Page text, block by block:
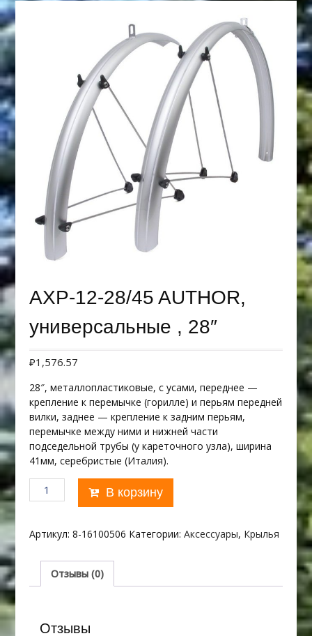
AXP-12-28/45 AUTHOR,
универсальные , 28″
₽1,576.57
28″, металлопластиковые, с усами, переднее —
крепление к перемычке (горилле) и перьям передней
вилки, заднее — крепление к задним перьям,
перемычке между ними и нижней части
подседельной трубы (у кареточного узла), ширина
41мм, серебристые (Италия).
Количество
товара
12-
28/45
AUTHOR,
универсальные
,
В корзину
Артикул: 8-16100506 Категории: Аксессуары, Крылья
Отзывы (0)
Отзывы